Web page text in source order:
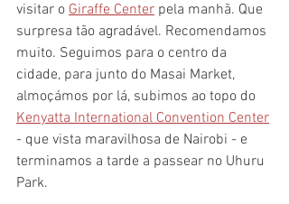
visitar o Giraffe Center pela manhã. Que
surpresa tão agradável. Recomendamos
muito. Seguimos para o centro da
cidade, para junto do Masai Market,
almoçámos por lá, subimos ao topo do
Kenyatta International Convention Center
- que vista maravilhosa de Nairobi - e
terminamos a tarde a passear no Uhuru
Park.